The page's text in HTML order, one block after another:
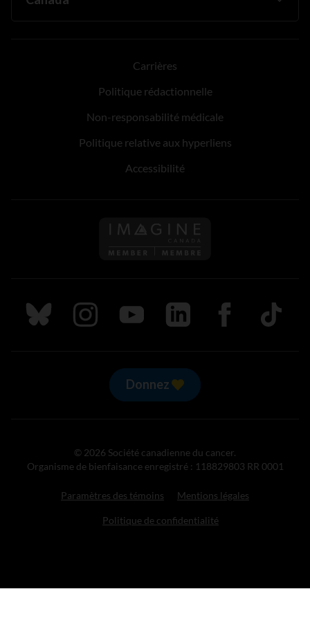
Carrières
Politique rédactionnelle
Non-responsabilité médicale
Politique relative aux hyperliens
Accessibilité
Suivez nous sur Bluesky
Suivez nous sur Instagram
Suivez nous sur Youtube
Suivez nous sur LinkedIn
Suivez nous sur
TikTok
Donnez
© 2026 Société canadienne du cancer.
Organisme de bienfaisance enregistré : 118829803 RR 0001
Paramètres des témoins Mentions légales
Politique de confidentialité